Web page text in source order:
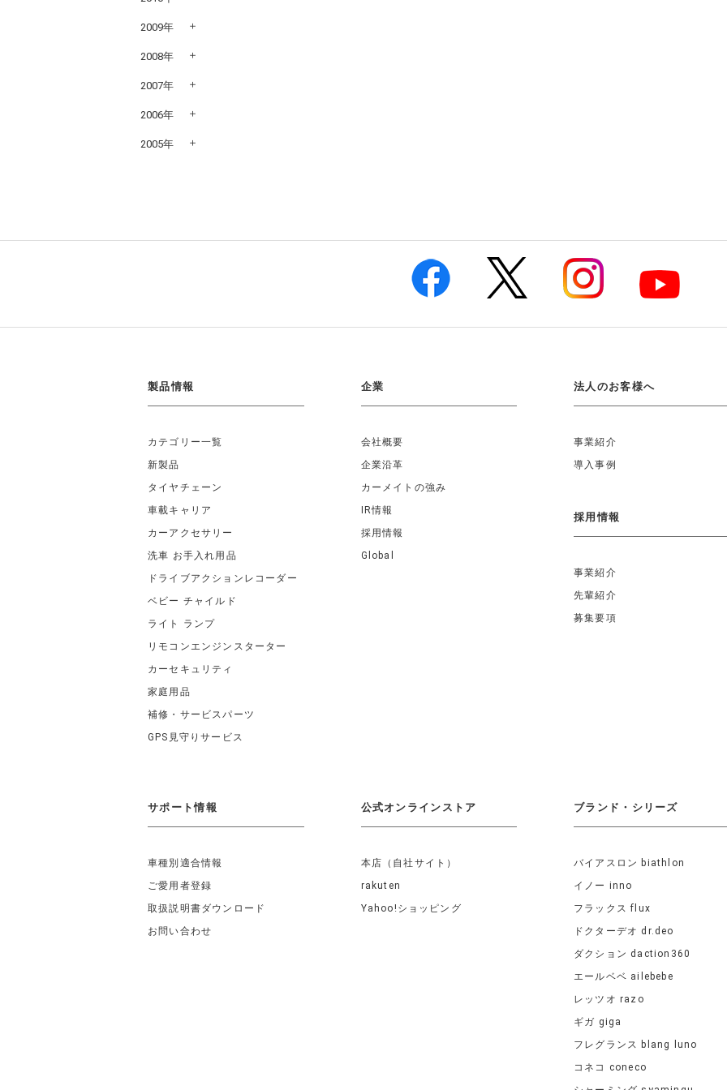
2009年
2008年
2007年
2006年
2005年
製品情報
カテゴリー一覧
新製品
タイヤチェーン
車載キャリア
カーアクセサリー
洗車 お手入れ用品
ドライブアクションレコーダー
ベビー チャイルド
ライト ランプ
リモコンエンジンスターター
カーセキュリティ
家庭用品
補修・サービスパーツ
GPS見守りサービス
企業
会社概要
企業沿革
カーメイトの強み
IR情報
採用情報
Global
法人のお客様へ
事業紹介
導入事例
採用情報
事業紹介
先輩紹介
募集要項
サポート情報
車種別適合情報
ご愛用者登録
取扱説明書ダウンロード
お問い合わせ
公式オンラインストア
本店（自社サイト）
rakuten
Yahoo!ショッピング
ブランド・シリーズ
バイアスロン biathlon
イノー inno
フラックス flux
ドクターデオ dr.deo
ダクション daction360
エールベベ ailebebe
レッツオ razo
ギガ giga
フレグランス blang luno
コネコ coneco